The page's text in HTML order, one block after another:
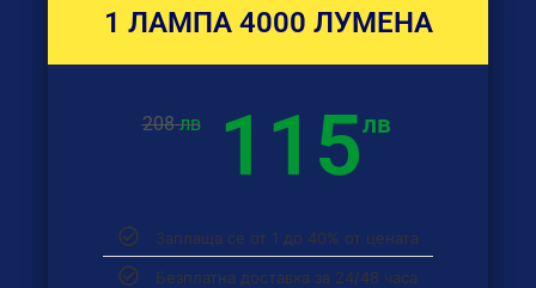
1 ЛАМПА 4000 ЛУМЕНА
208лв 115лв
Заплаща се от 1 до 40% от цената
Безплатна доставка за 24/48 часа